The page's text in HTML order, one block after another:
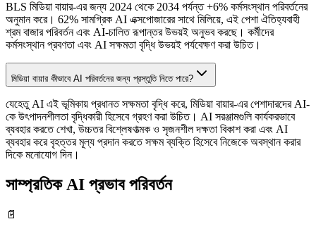
BLS মিডিয়া বায়ার-এর জন্য 2024 থেকে 2034 পর্যন্ত +6% কর্মসংস্থান পরিবর্তনের
অনুমান করে। 62% সামগ্রিক AI এক্সপোজারের সাথে মিলিয়ে, এই পেশা ঐতিহ্যবাহী
শ্রম বাজার পরিবর্তন এবং AI-চালিত রূপান্তর উভয়ই অনুভব করছে। কর্মীদের
কর্মসংস্থান প্রবণতা এবং AI সক্ষমতা বৃদ্ধি উভয়ই পর্যবেক্ষণ করা উচিত।
মিডিয়া বায়ার কীভাবে AI পরিবর্তনের জন্য প্রস্তুতি নিতে পারে?
যেহেতু AI এই ভূমিকায় প্রধানত সক্ষমতা বৃদ্ধি করে, মিডিয়া বায়ার-এর পেশাদারদের AI-
কে উৎপাদনশীলতা বৃদ্ধিকারী হিসেবে গ্রহণ করা উচিত। AI সরঞ্জামগুলি কার্যকরভাবে
ব্যবহার করতে শেখা, উচ্চতর বিশ্লেষণাত্মক ও সৃজনশীল দক্ষতা বিকাশ করা এবং AI
ব্যবহার করে বৃহত্তর মূল্য প্রদান করতে সক্ষম ব্যক্তি হিসেবে নিজেকে অবস্থান করার
দিকে মনোযোগ দিন।
সাম্প্রতিক AI প্রভাব পরিবর্তন
📄